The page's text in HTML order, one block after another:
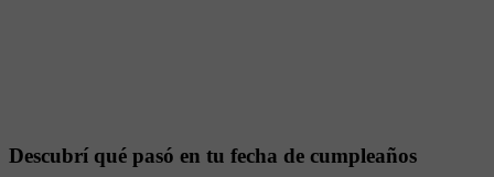
Descubrí qué pasó en tu fecha de cumpleaños